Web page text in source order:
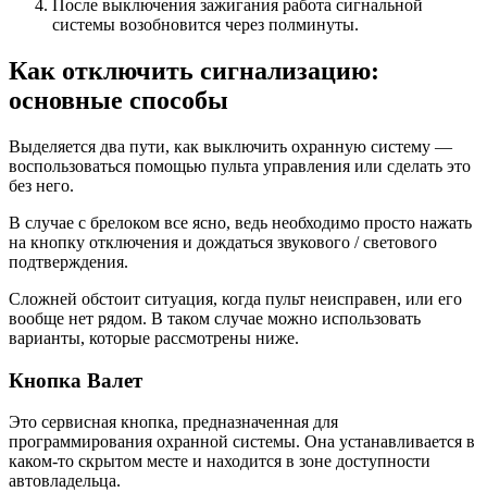
После выключения зажигания работа сигнальной
системы возобновится через полминуты.
Как отключить сигнализацию:
основные способы
Выделяется два пути, как выключить охранную систему —
воспользоваться помощью пульта управления или сделать это
без него.
В случае с брелоком все ясно, ведь необходимо просто нажать
на кнопку отключения и дождаться звукового / светового
подтверждения.
Сложней обстоит ситуация, когда пульт неисправен, или его
вообще нет рядом. В таком случае можно использовать
варианты, которые рассмотрены ниже.
Кнопка Валет
Это сервисная кнопка, предназначенная для
программирования охранной системы. Она устанавливается в
каком-то скрытом месте и находится в зоне доступности
автовладельца.